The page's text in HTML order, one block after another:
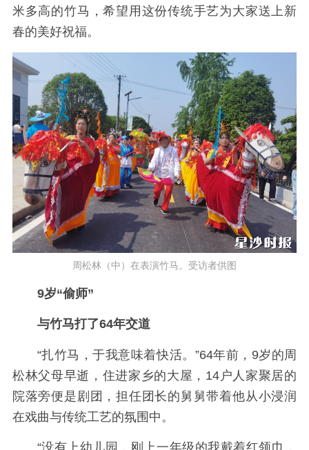
米多高的竹马，希望用这份传统手艺为大家送上新
春的美好祝福。
周松林（中）在表演竹马。受访者供图
9岁“偷师”
与竹马打了64年交道
“扎竹马，于我意味着快活。”64年前，9岁的周
松林父母早逝，住进家乡的大屋，14户人家聚居的
院落旁便是剧团，担任团长的舅舅带着他从小浸润
在戏曲与传统工艺的氛围中。